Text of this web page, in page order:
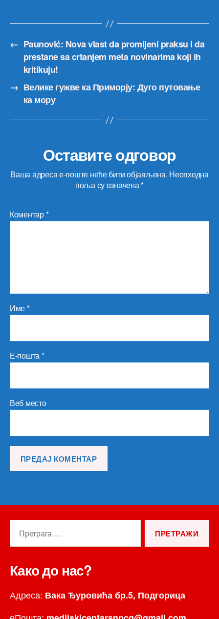
← Paunović: Nova vlast da promijeni praksu i da
prestane sa crtanjem meta novinarima koji ih
kritikuju!
→ Велике гужве ка Приморју: Дуго путовање
ка мору
Оставите одговор
Ваша адреса е-поште неће бити објављена. Неопходна
поља су означена*
Коментар*
Име*
Е-пошта*
Веб место
Како до нас?
Адреса: Вака Ђуровића бр.5, Подгорица